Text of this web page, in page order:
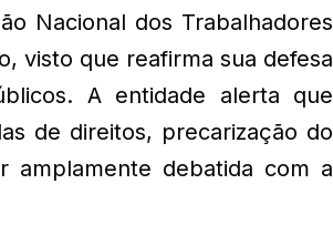
Nacional dos Trabalhadores
visto que reafirma sua defesa
A entidade alerta que
de direitos, precarização do
amplamente debatida com a